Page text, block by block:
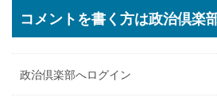
コメントを書く方は政治倶楽
政治倶楽部へログイン